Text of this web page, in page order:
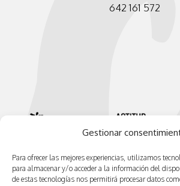
Gestionar
Para ofrecer las mejores experiencias, utilizamos
para almacenar y/o acceder a la información del
de estas tecnologías nos permitirá procesar datos
642 161 572